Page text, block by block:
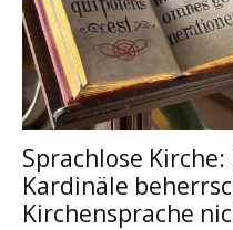
Sprachlose
Kardinäle
Kirchensprache